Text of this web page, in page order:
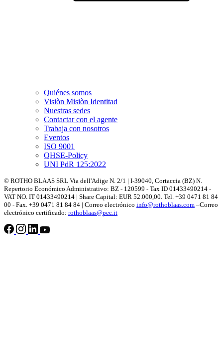
Quiénes somos
Visiòn Misiòn Identitad
Nuestras sedes
Contactar con el agente
Trabaja con nosotros
Eventos
ISO 9001
QHSE-Policy
UNI PdR 125:2022
© ROTHO BLAAS SRL Via dell'Adige N. 2/1 | I-39040, Cortaccia (BZ) N.
Repertorio Económico Administrativo: BZ - 120599 - Tax ID 01433490214 -
VAT NO. IT 01433490214 | Share Capital: EUR 52.000,00. Tel. +39 0471 81 84
00 - Fax. +39 0471 81 84 84 | Correo electrónico info@rothoblaas.com –Correo
electrónico certificado: rothoblaas@pec.it